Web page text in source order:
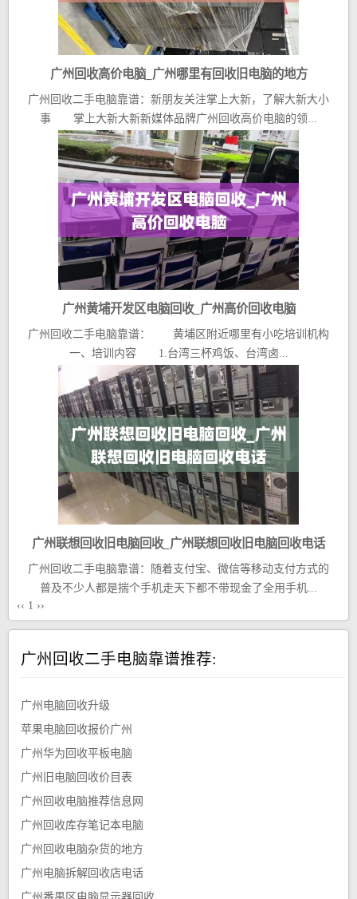
广州回收高价电脑_广州哪里有回收旧电脑的地方
广州回收二手电脑靠谱：新朋友关注掌上大新，了解大新大小
事 掌上大新大新新媒体品牌广州回收高价电脑的领...
广州黄埔开发区电脑回收_广州高价回收电脑
广州回收二手电脑靠谱： 黄埔区附近哪里有小吃培训机构
一、培训内容 1.台湾三杯鸡饭、台湾卤...
广州联想回收旧电脑回收_广州联想回收旧电脑回收电话
广州回收二手电脑靠谱：随着支付宝、微信等移动支付方式的
普及不少人都是揣个手机走天下都不带现金了全用手机...
‹‹ 1 ››
广州回收二手电脑靠谱推荐:
广州电脑回收升级
苹果电脑回收报价广州
广州华为回收平板电脑
广州旧电脑回收价目表
广州回收电脑推荐信息网
广州回收库存笔记本电脑
广州回收电脑杂货的地方
广州电脑拆解回收店电话